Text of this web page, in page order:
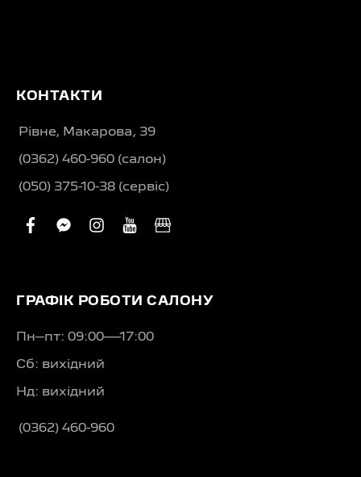
КОНТАКТИ
Рівне, Макарова, 39
(0362) 460-960 (салон)
(050) 375-10-38 (сервіс)
facebook
facebook-
instagram
youtube
business
ГРАФІК РОБОТИ САЛОНУ
Пн–пт: 09:00—17:00
Сб: вихідний
Нд: вихідний
(0362) 460-960